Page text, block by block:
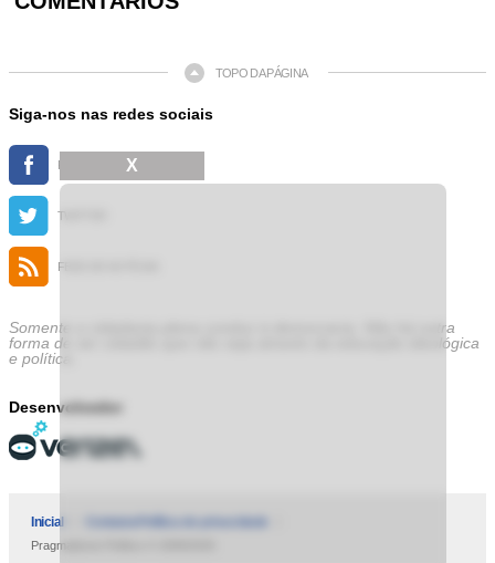
TOPO DA PÁGINA
Siga-nos nas redes sociais
FACEBOOK
TWITTER
FEED DE NOTÍCIAS
Somente a cidadania plena conduz à democracia. Não há outra
forma de ser cidadão que não seja através da educação ideológica
e política.
Desenvolvedor
Inicial
Pragmatismo Político © 2009/2025
X